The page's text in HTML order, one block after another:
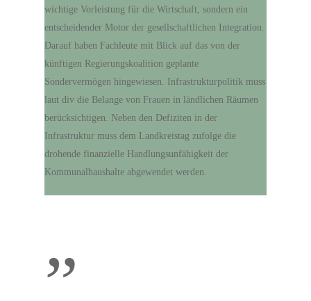
wichtige Vorleistung für die Wirtschaft, sondern ein
entscheidender Motor der gesellschaftlichen Integration.
Darauf haben Fachleute mit Blick auf das von der
künftigen Regierungskoalition geplante
Sondervermögen hingewiesen. Infrastrukturpolitik muss
laut div die Belange von Frauen in ländlichen Räumen
berücksichtigen. Neben den Defiziten in der
Infrastruktur muss dem Landkreistag zufolge die
drohende finanzielle Handlungsunfähigkeit der
Kommunalhaushalte abgewendet werden.
”